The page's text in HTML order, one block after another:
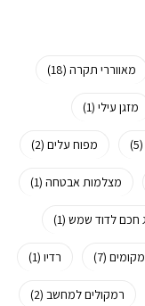
מאווררי תקרה (18)
מזגן עילי (1)
מפוח עלים (2)
מצלמות אבטחה (1)
חכם לדוד שמש (1)
(7) רדיו (1)
רמקולים למחשב (2)